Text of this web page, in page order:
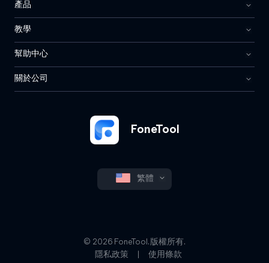
FoneTool
繁體
產品
教學
幫助中心
關於公司
© 2026 FoneTool. 版權所有.
隱私政策
使用條款